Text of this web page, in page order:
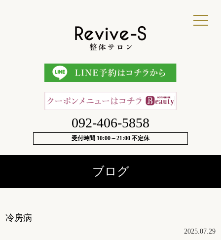
092-406-5858
受付時間 10:00～21:00 不定休
ブログ
冷房病
2025.07.29